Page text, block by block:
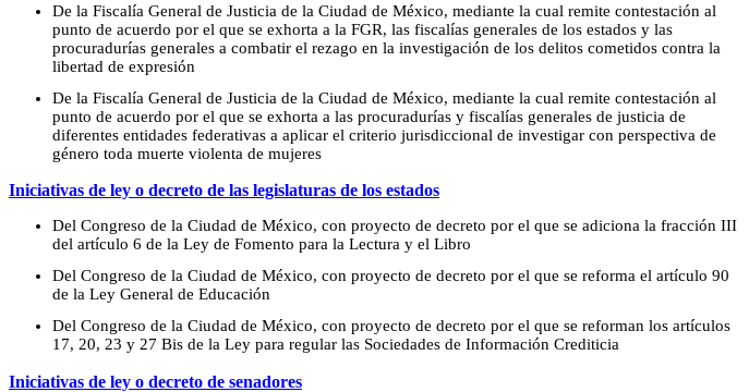
De la Fiscalía General de Justicia de la Ciudad de México, mediante la cual remite contestación al
punto de acuerdo por el que se exhorta a la FGR, las fiscalías generales de los estados y las
procuradurías generales a combatir el rezago en la investigación de los delitos cometidos contra la
libertad de expresión
De la Fiscalía General de Justicia de la Ciudad de México, mediante la cual remite contestación al
punto de acuerdo por el que se exhorta a las procuradurías y fiscalías generales de justicia de
diferentes entidades federativas a aplicar el criterio jurisdiccional de investigar con perspectiva de
género toda muerte violenta de mujeres
Iniciativas de ley o decreto de las legislaturas de los estados
Del Congreso de la Ciudad de México, con proyecto de decreto por el que se adiciona la fracción III
del artículo 6 de la Ley de Fomento para la Lectura y el Libro
Del Congreso de la Ciudad de México, con proyecto de decreto por el que se reforma el artículo 90
de la Ley General de Educación
Del Congreso de la Ciudad de México, con proyecto de decreto por el que se reforman los artículos
17, 20, 23 y 27 Bis de la Ley para regular las Sociedades de Información Crediticia
Iniciativas de ley o decreto de senadores